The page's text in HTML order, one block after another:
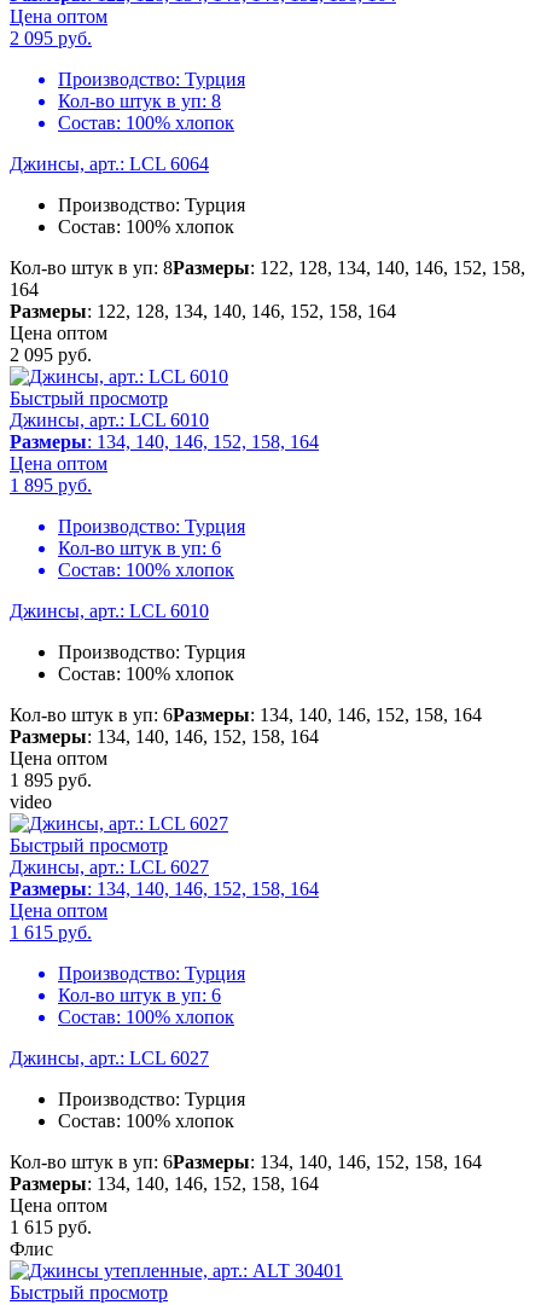
Цена оптом
2 095 руб.
Производство: Турция
Кол-во штук в уп: 8
Состав: 100% хлопок
Джинсы, арт.: LCL 6064
Производство: Турция
Состав: 100% хлопок
Кол-во штук в уп: 8Размеры: 122, 128, 134, 140, 146, 152, 158,
164
Размеры: 122, 128, 134, 140, 146, 152, 158, 164
Цена оптом
2 095 руб.
Быстрый просмотр
Джинсы, арт.: LCL 6010
Размеры: 134, 140, 146, 152, 158, 164
Цена оптом
1 895 руб.
Производство: Турция
Кол-во штук в уп: 6
Состав: 100% хлопок
Джинсы, арт.: LCL 6010
Производство: Турция
Состав: 100% хлопок
Кол-во штук в уп: 6Размеры: 134, 140, 146, 152, 158, 164
Размеры: 134, 140, 146, 152, 158, 164
Цена оптом
1 895 руб.
video
Быстрый просмотр
Джинсы, арт.: LCL 6027
Размеры: 134, 140, 146, 152, 158, 164
Цена оптом
1 615 руб.
Производство: Турция
Кол-во штук в уп: 6
Состав: 100% хлопок
Джинсы, арт.: LCL 6027
Производство: Турция
Состав: 100% хлопок
Кол-во штук в уп: 6Размеры: 134, 140, 146, 152, 158, 164
Размеры: 134, 140, 146, 152, 158, 164
Цена оптом
1 615 руб.
Флис
Быстрый просмотр